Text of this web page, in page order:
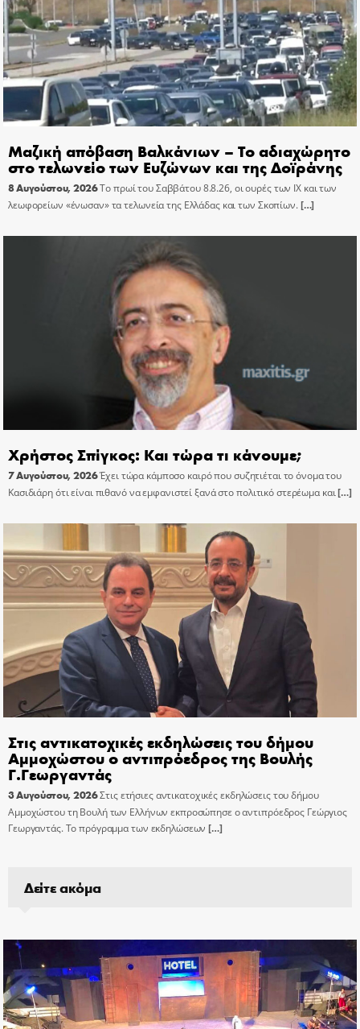
Μαζική απόβαση Βαλκάνιων – Το αδιαχώρητο
στο τελωνείο των Ευζώνων και της Δοϊράνης
8 Αυγούστου, 2026Το πρωί του Σαββάτου 8.8.26, οι ουρές των ΙΧ και των
λεωφορείων «ένωσαν» τα τελωνεία της Ελλάδας και των Σκοπίων.[…]
Χρήστος Σπίγκος: Και τώρα τι κάνουμε;
7 Αυγούστου, 2026Έχει τώρα κάμποσο καιρό που συζητιέται το όνομα του
Κασιδιάρη ότι είναι πιθανό να εμφανιστεί ξανά στο πολιτικό στερέωμα και[…]
Στις αντικατοχικές εκδηλώσεις του δήμου
Αμμοχώστου ο αντιπρόεδρος της Βουλής
Γ.Γεωργαντάς
3 Αυγούστου, 2026Στις ετήσιες αντικατοχικές εκδηλώσεις του δήμου
Αμμοχώστου τη Βουλή των Ελλήνων εκπροσώπησε ο αντιπρόεδρος Γεώργιος
Γεωργαντάς. Το πρόγραμμα των εκδηλώσεων […]
Δείτε ακόμα